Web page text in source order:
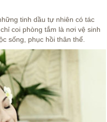
tinh dầu tự nhiên có tác
coi phòng tắm là nơi vệ sinh
sống, phục hồi thân thể.